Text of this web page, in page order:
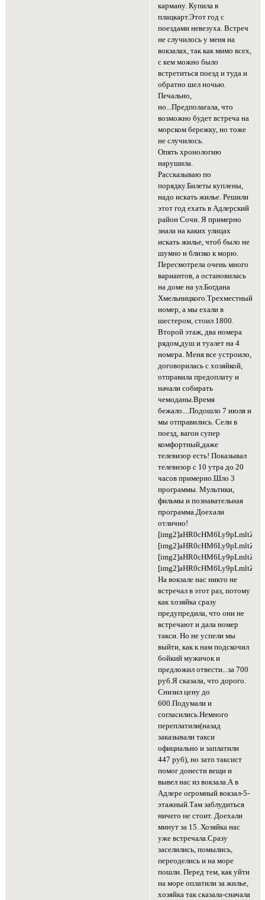
карману. Купила в
плацкарт.Этот год с
поездами невезуха. Встреч
не случилось у меня на
вокзалах, так как мимо всех,
с кем можно было
встретиться поезд и туда и
обратно шел ночью.
Печально,
но...Предполагала, что
возможно будет встреча на
морском бережку, но тоже
не случилось.
Опять хронологию
нарушила.
Рассказываю по
порядку.Билеты куплены,
надо искать жилье. Решили
этот год ехать в Адлерский
район Сочи. Я примерно
знала на каких улицах
искать жилье, чтоб было не
шумно и близко к морю.
Пересмотрела очень много
вариантов, а остановилась
на доме на ул.Богдана
Хмельницкого.Трехместный
номер, а мы ехали в
шестером, стоил 1800.
Второй этаж, два номера
рядом,душ и туалет на 4
номера. Меня все устроило,
договорилась с хозяйкой,
отправила предоплату и
начали собирать
чемоданы.Время
бежало....Подошло 7 июля и
мы отправились. Сели в
поезд, вагон супер
комфортный,даже
телевизор есть! Показывал
телевизор с 10 утра до 20
часов примерно.Шло 3
программы. Мультики,
фильмы и познавательная
программа.Доехали
отлично!
На вокзале нас никто не
встречал в этот раз, потому
как хозяйка сразу
предупредила, что они не
встречают и дала номер
такси. Но не успели мы
выйти, как к нам подскочил
бойкий мужичок и
предложил отвести...за 700
руб.Я сказала, что дорого.
Снизил цену до
600.Подумали и
согласились.Немного
переплатили(назад
заказывали такси
официально и заплатили
447 руб), но зато таксист
помог донести вещи и
вывел нас из вокзала.А в
Адлере огромный вокзал-5-
этажный.Там заблудиться
ничего не стоит. Доехали
минут за 15. Хозяйка нас
уже встречала.Сразу
заселились, помылись,
переоделись и на море
пошли. Перед тем, как уйти
на море оплатили за жилье,
хозяйка так сказала-сначала